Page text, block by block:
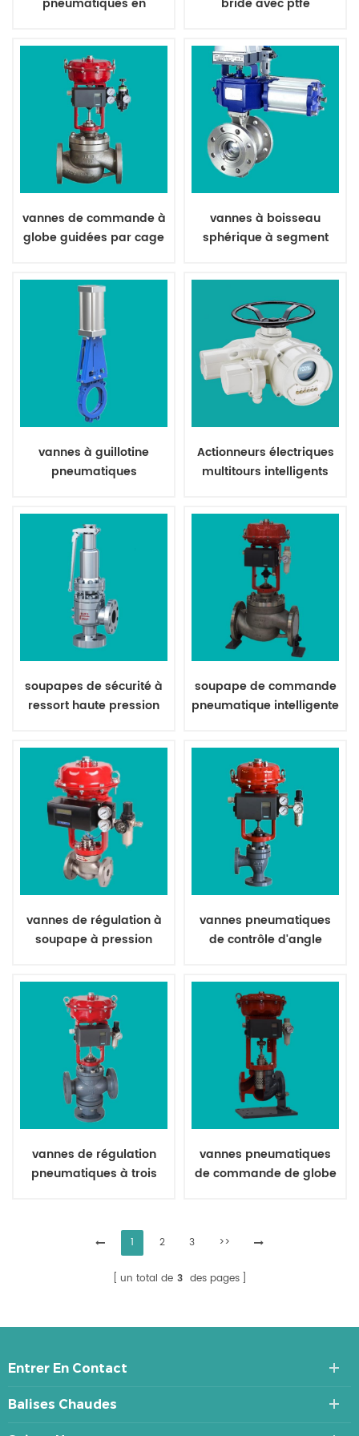
poussière de mouche
vannes de commande à
globe guidées par cage
vannes à boisseau
sphérique à segment
papier
vannes à guillotine
pneumatiques
Actionneurs électriques
multitours intelligents
soupapes de sécurité à
ressort haute pression
soupape de commande
pneumatique intelligente
chant
vannes de régulation à
soupape à pression
vannes pneumatiques
de contrôle d'angle
vannes de régulation
pneumatiques à trois
vannes pneumatiques
de commande de globe
1 2 3 >>
un total de 3 des pages
Entrer En Contact
Balises Chaudes